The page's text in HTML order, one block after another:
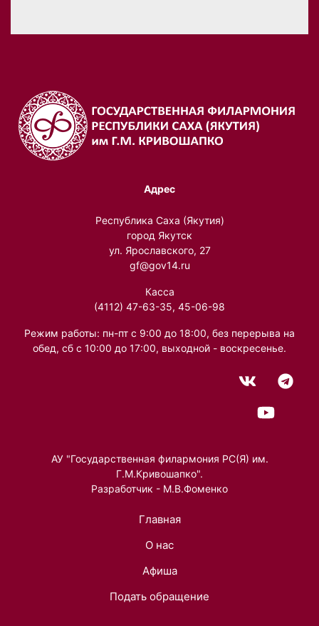
Адрес
Республика Саха (Якутия)
город Якутск
ул. Ярославского, 27
gf@gov14.ru
Касса
(4112) 47-63-35, 45-06-98
Режим работы: пн-пт с 9:00 до 18:00, без перерыва на
обед, сб с 10:00 до 17:00, выходной - воскресенье.
АУ "Государственная филармония РС(Я) им.
Г.М.Кривошапко".
Разработчик - М.В.Фоменко
Главная
О нас
Афиша
Подать обращение